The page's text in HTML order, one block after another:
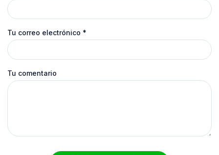
Tu correo electrónico *
Tu comentario